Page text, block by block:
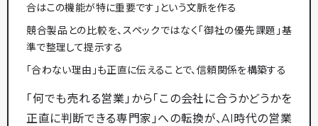
合はこの機能が特に重要です」という文脈を作る
競合製品との比較を、スペックではなく「御社の優先課題」基
準で整理して提示する
「合わない理由」も正直に伝えることで、信頼関係を構築する
「何でも売れる営業」から「この会社に合うかどうかを
正直に判断できる専門家」への転換が、AI時代の営業